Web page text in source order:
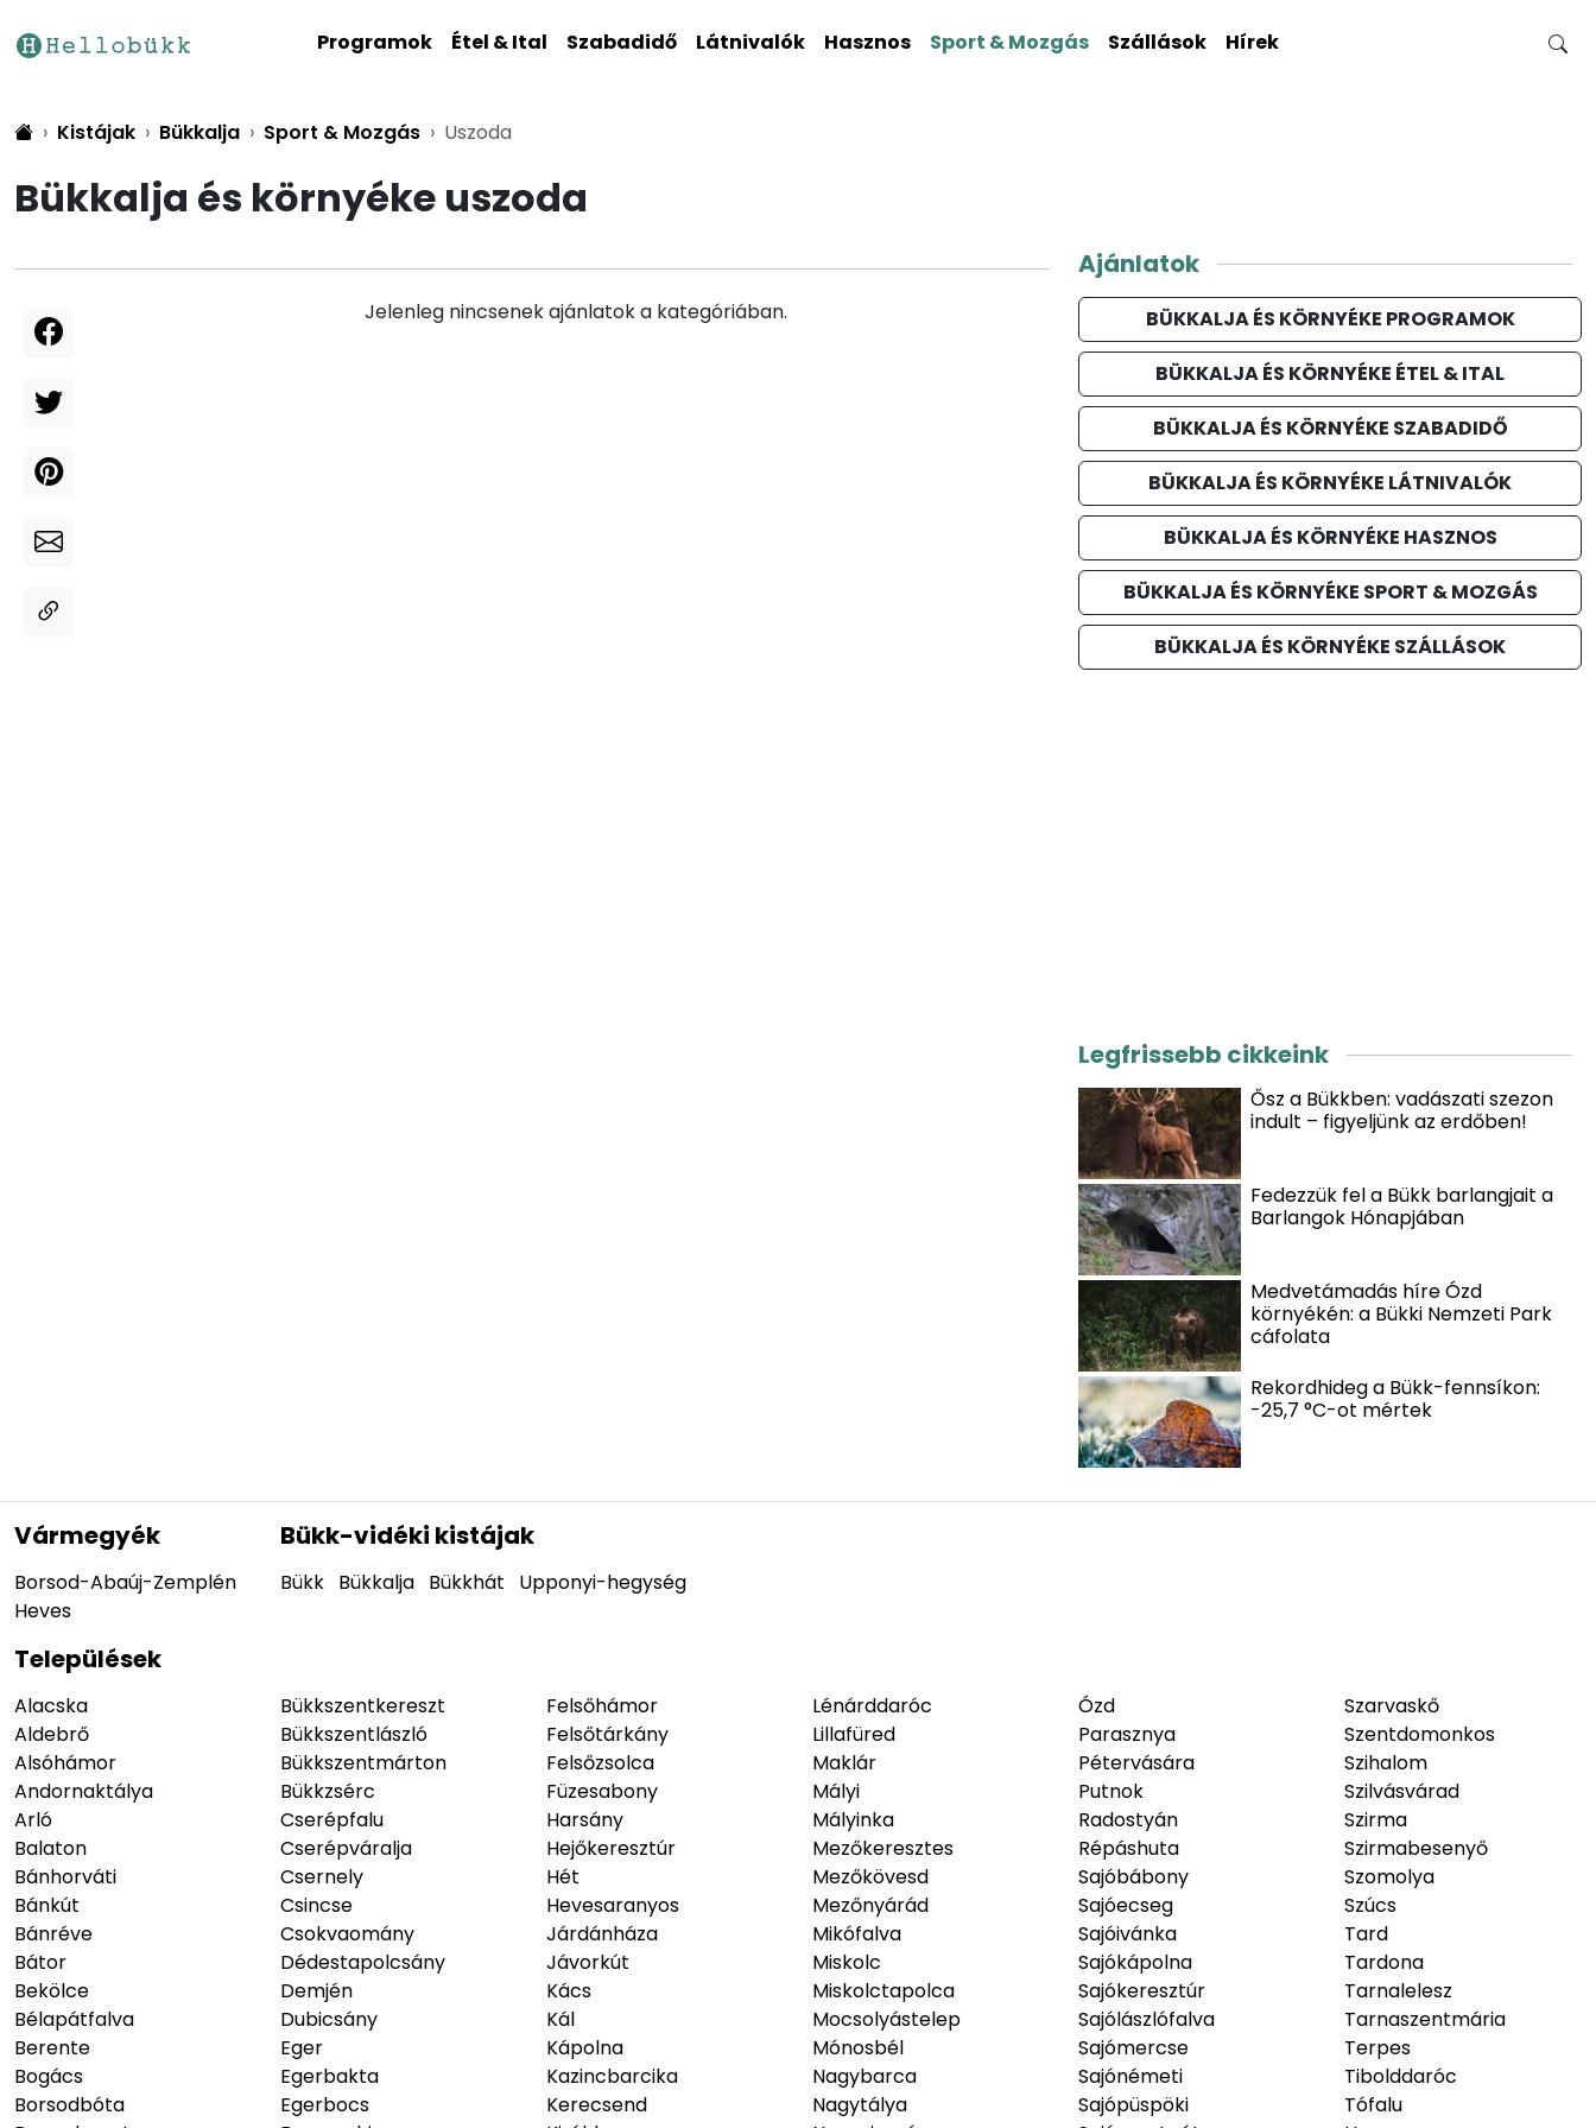
Programok Étel & Ital Szabadidő Látnivalók Hasznos Sport & Mozgás Szállások Hírek
Kistájak Bükkalja Sport & Mozgás Uszoda
Bükkalja és környéke uszoda
Jelenleg nincsenek ajánlatok a kategóriában.
Ajánlatok
BÜKKALJA ÉS KÖRNYÉKE PROGRAMOK
BÜKKALJA ÉS KÖRNYÉKE ÉTEL & ITAL
BÜKKALJA ÉS KÖRNYÉKE SZABADIDŐ
BÜKKALJA ÉS KÖRNYÉKE LÁTNIVALÓK
BÜKKALJA ÉS KÖRNYÉKE HASZNOS
BÜKKALJA ÉS KÖRNYÉKE SPORT & MOZGÁS
BÜKKALJA ÉS KÖRNYÉKE SZÁLLÁSOK
Legfrissebb cikkeink
Ősz a Bükkben: vadászati szezon
indult – figyeljünk az erdőben!
Fedezzük fel a Bükk barlangjait a
Barlangok Hónapjában
Medvetámadás híre Ózd
környékén: a Bükki Nemzeti Park
cáfolata
Rekordhideg a Bükk-fennsíkon:
-25,7 °C-ot mértek
Vármegyék
Borsod-Abaúj-Zemplén
Heves
Bükk-vidéki kistájak
Bükk Bükkalja Bükkhát Upponyi-hegység
Települések
Alacska
Aldebrő
Alsóhámor
Andornaktálya
Arló
Balaton
Bánhorváti
Bánkút
Bánréve
Bátor
Bekölce
Bélapátfalva
Berente
Bogács
Borsodbóta
Bükkszentkereszt
Bükkszentlászló
Bükkszentmárton
Bükkzsérc
Cserépfalu
Cserépváralja
Csernely
Csincse
Csokvaomány
Dédestapolcsány
Demjén
Dubicsány
Eger
Egerbakta
Egerbocs
Felsőhámor
Felsőtárkány
Felsőzsolca
Füzesabony
Harsány
Hejőkeresztúr
Hét
Hevesaranyos
Járdánháza
Jávorkút
Kács
Kál
Kápolna
Kazincbarcika
Kerecsend
Lénárddaróc
Lillafüred
Maklár
Mályi
Mályinka
Mezőkeresztes
Mezőkövesd
Mezőnyárád
Mikófalva
Miskolc
Miskolctapolca
Mocsolyástelep
Mónosbél
Nagybarca
Nagytálya
Ózd
Parasznya
Pétervására
Putnok
Radostyán
Répáshuta
Sajóbábony
Sajóecseg
Sajóivánka
Sajókápolna
Sajókeresztúr
Sajólászlófalva
Sajómercse
Sajónémeti
Sajópüspöki
Szarvaskő
Szentdomonkos
Szihalom
Szilvásvárad
Szirma
Szirmabesenyő
Szomolya
Szúcs
Tard
Tardona
Tarnalelesz
Tarnaszentmária
Terpes
Tibolddaróc
Tófalu